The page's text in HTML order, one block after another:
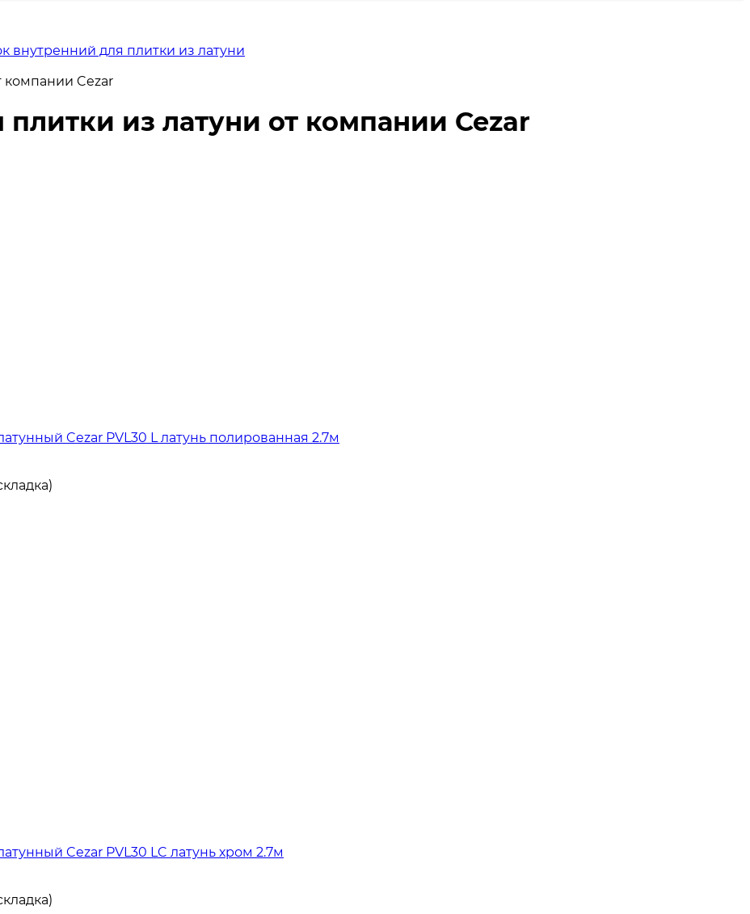
внутренний для плитки из латуни
компании Cezar
из латуни от компании Cezar
Cezar PVL30 L латунь полированная 2.7м
Cezar PVL30 LC латунь хром 2.7м